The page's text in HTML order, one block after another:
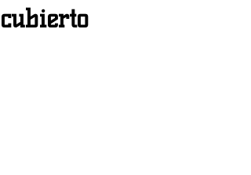
cubierto